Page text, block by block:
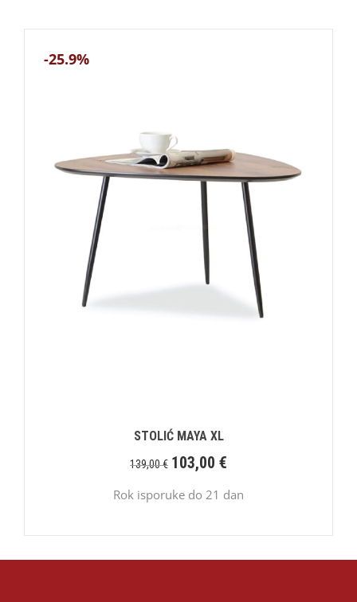
-25.9%
STOLIĆ MAYA XL
139,00€ 103,00 €
Rok isporuke do 21 dan